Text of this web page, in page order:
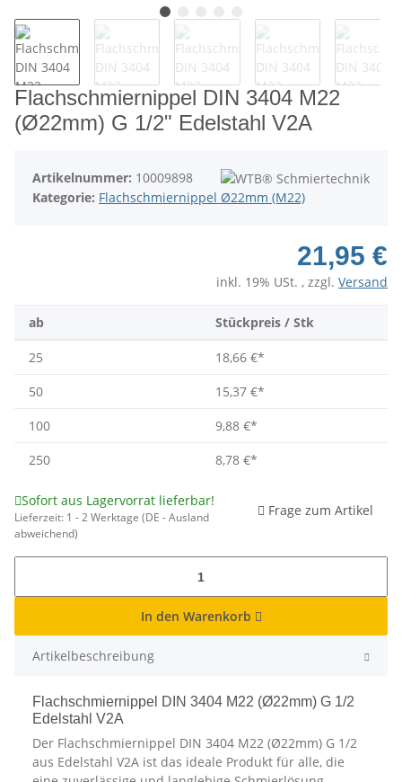
Flachschmiernippel DIN 3404 M22
(Ø22mm) G 1/2" Edelstahl V2A
Artikelnummer: 10009898
Kategorie: Flachschmiernippel Ø22mm (M22)
21,95 €
inkl. 19% USt. , zzgl. Versand
ab Stückpreis / Stk
25 18,66 €*
50
15,37 €*
100
9,88 €*
250
8,78 €*
Sofort aus Lagervorrat lieferbar!
Lieferzeit: 1 - 2 Werktage (DE - Ausland
abweichend)
Frage zum Artikel
In den Warenkorb
Artikelbeschreibung
Flachschmiernippel DIN 3404 M22 (Ø22mm) G 1/2
Edelstahl V2A
Der Flachschmiernippel DIN 3404 M22 (Ø22mm) G 1/2
aus Edelstahl V2A ist das ideale Produkt für alle, die